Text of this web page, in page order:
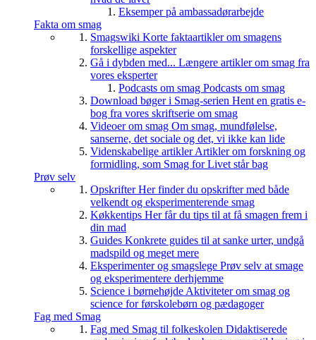
Eksemper på ambassadørarbejde
Fakta om smag
Smagswiki Korte faktaartikler om smagens
forskellige aspekter
Gå i dybden med... Længere artikler om smag fra
vores eksperter
Podcasts om smag Podcasts om smag
Download bøger i Smag-serien Hent en gratis e-
bog fra vores skriftserie om smag
Videoer om smag Om smag, mundfølelse,
sanserne, det sociale og det, vi ikke kan lide
Videnskabelige artiklerArtikler om forskning og
formidling, som Smag for Livet står bag
Prøv selv
OpskrifterHer finder du opskrifter med både
velkendt og eksperimenterende smag
Køkkentips Her får du tips til at få smagen frem i
din mad
Guides Konkrete guides til at sanke urter, undgå
madspild og meget mere
Eksperimenter og smagslege Prøv selv at smage
og eksperimentere derhjemme
Science i børnehøjde Aktiviteter om smag og
science for førskolebørn og pædagoger
Fag med Smag
Fag med Smag til folkeskolen Didaktiserede